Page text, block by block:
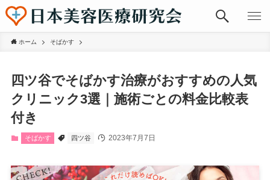
ホーム そばかす
四ツ谷でそばかす治療がおすすめの人気
クリニック3選｜施術ごとの料金比較表
付き
そばかす 四ツ谷 2023年7月7日